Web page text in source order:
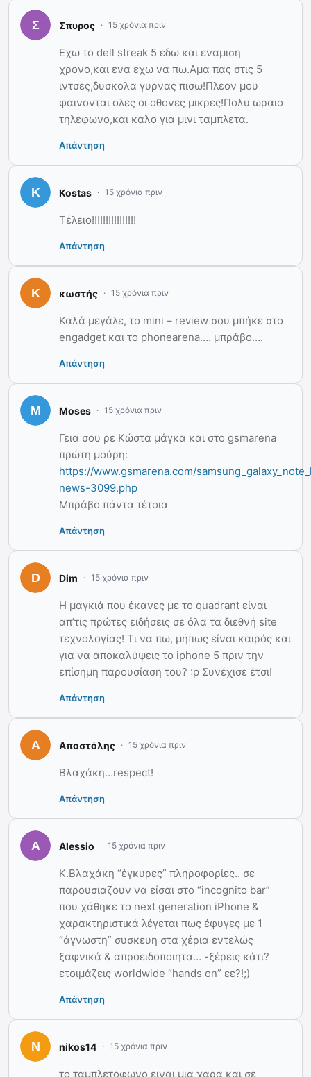
Σπυρος 15 χρόνια πριν
Εχω το dell streak 5 εδω και εναμιση
χρονο,και ενα εχω να πω.Αμα πας στις 5
ιντσες,δυσκολα γυρνας πισω!Πλεον μου
φαινονται ολες οι οθονες μικρες!Πολυ ωραιο
τηλεφωνο,και καλο για μινι ταμπλετα.
Απάντηση
Kostas 15 χρόνια πριν
Τέλειο!!!!!!!!!!!!!!!!
Απάντηση
κωστής 15 χρόνια πριν
Καλά μεγάλε, το mini – review σου μπήκε στο
engadget και το phonearena…. μπράβο….
Απάντηση
Moses 15 χρόνια πριν
Γεια σου ρε Κώστα μάγκα και στο gsmarena
πρώτη μούρη:
https://www.gsmarena.com/
news-3099.php
Μπράβο πάντα τέτοια
Απάντηση
Dim 15 χρόνια πριν
Η μαγκιά που έκανες με το quadrant είναι
απ’τις πρώτες ειδήσεις σε όλα τα διεθνή site
τεχνολογίας! Τι να πω, μήπως είναι καιρός και
για να αποκαλύψεις το iphone 5 πριν την
επίσημη παρουσίαση του? :p Συνέχισε έτσι!
Απάντηση
Αποστόλης 15 χρόνια πριν
Βλαχάκη…respect!
Απάντηση
Alessio 15 χρόνια πριν
K.Βλαχάκη “έγκυρες” πληροφορίες.. σε
παρουσιαζουν να είσαι στο “incognito bar”
που χάθηκε το next generation iPhone &
χαρακτηριστικά λέγεται πως έφυγες με 1
“άγνωστη” συσκευη στα χέρια εντελώς
ξαφνικά & απροειδοποιητα… -ξέρεις κάτι?
ετοιμάζεις worldwide “hands on” εε?!;)
Απάντηση
nikos14 15 χρόνια πριν
το ταμπλετοφωνο ειναι μια χαρα και σε